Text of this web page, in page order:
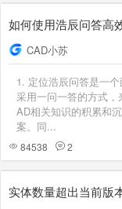
如何使用浩辰问答高
CAD小苏
1. 定位浩辰问答是一
采用一问一答的方式
AD相关知识的积累和
案。同...
84538 2
实体数量超出当前版